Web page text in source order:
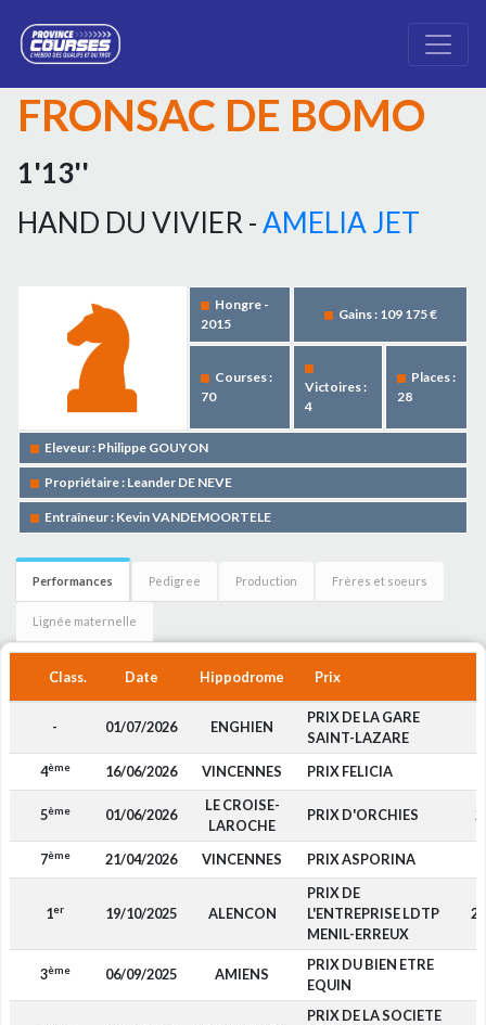
FRONSAC DE BOMO
1'13''
HAND DU VIVIER -AMELIA JET
Hongre -
2015
Gains : 109 175 €
Courses :
70
Victoires :
4
Places :
28
Eleveur : Philippe GOUYON
Propriétaire : Leander DE NEVE
Entraîneur : Kevin VANDEMOORTELE
Performances Pedigree Production Frères et soeurs
Lignée maternelle
Class. Date Hippodrome Prix
- 01/07/2026 ENGHIEN
PRIX DE LA GARE
SAINT-LAZARE
4ème 16/06/2026 VINCENNES PRIX FELICIA
5ème 01/06/2026
LE CROISE-
LAROCHE
PRIX D'ORCHIES
7ème 21/04/2026 VINCENNES PRIX ASPORINA
1er 19/10/2025 ALENCON
PRIX DE
L'ENTREPRISE LDTP
MENIL-ERREUX
2
3ème 06/09/2025 AMIENS
PRIX DU BIEN ETRE
EQUIN
PRIX DE LA SOCIETE